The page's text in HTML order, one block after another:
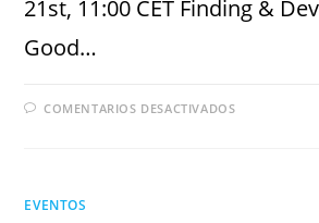
21st, 11:00 CET Finding &
Good…
COMENTARIOS DESACTIVADOS
EVENTOS